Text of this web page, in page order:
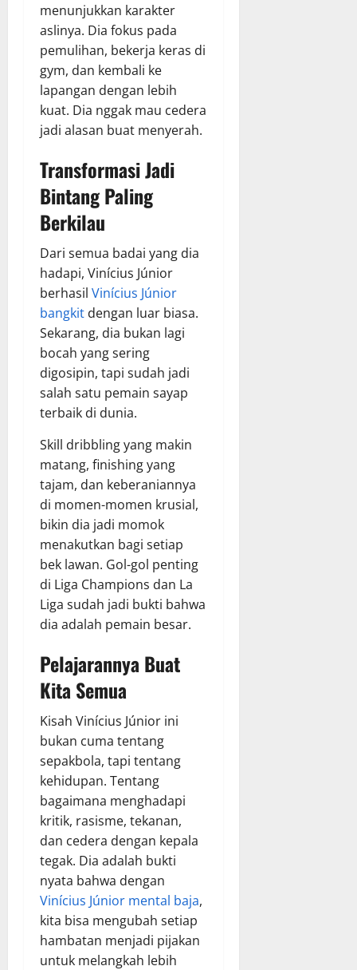
menunjukkan karakter
aslinya. Dia fokus pada
pemulihan, bekerja keras di
gym, dan kembali ke
lapangan dengan lebih
kuat. Dia nggak mau cedera
jadi alasan buat menyerah.
Transformasi Jadi
Bintang Paling
Berkilau
Dari semua badai yang dia
hadapi, Vinícius Júnior
berhasil Vinícius Júnior
bangkit dengan luar biasa.
Sekarang, dia bukan lagi
bocah yang sering
digosipin, tapi sudah jadi
salah satu pemain sayap
terbaik di dunia.
Skill dribbling yang makin
matang, finishing yang
tajam, dan keberaniannya
di momen-momen krusial,
bikin dia jadi momok
menakutkan bagi setiap
bek lawan. Gol-gol penting
di Liga Champions dan La
Liga sudah jadi bukti bahwa
dia adalah pemain besar.
Pelajarannya Buat
Kita Semua
Kisah Vinícius Júnior ini
bukan cuma tentang
sepakbola, tapi tentang
kehidupan. Tentang
bagaimana menghadapi
kritik, rasisme, tekanan,
dan cedera dengan kepala
tegak. Dia adalah bukti
nyata bahwa dengan
Vinícius Júnior mental baja,
kita bisa mengubah setiap
hambatan menjadi pijakan
untuk melangkah lebih